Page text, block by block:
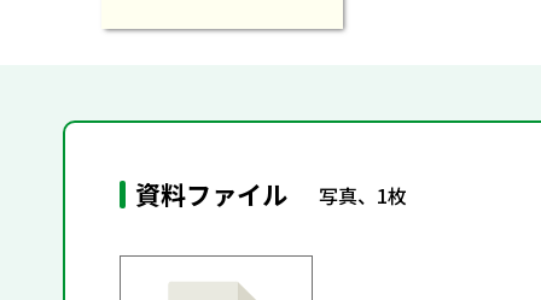
資料ファイル 写真、1枚